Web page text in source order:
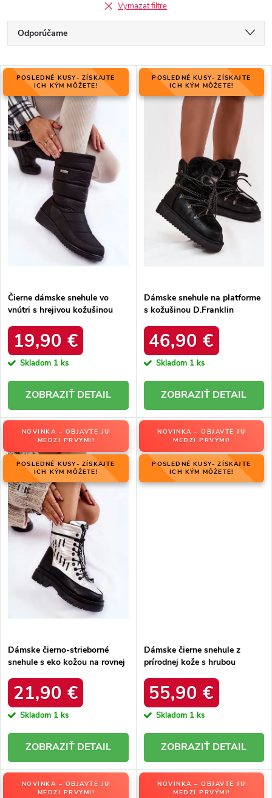
Vymazať filtre
a
d
n
i
e
p
Odporúčame
Najdrahšie
Najpredávanejšie
Abecedne
V
p
i
s
p
POSLEDNÉ KUSY- ZÍSKAJTE
ICH KÝM MÔŽETE!
Čierne dámske snehule vo
vnútri s hrejivou kožušinou
BLACK
19,90 €
Skladom 1 ks
DETAIL
POSLEDNÉ KUSY- ZÍSKAJTE
ICH KÝM MÔŽETE!
Dámske snehule na platforme
s kožušinou D.Franklin
46,90 €
Skladom 1 ks
DETAIL
NOVINKA – OBJAVTE JU
MEDZI PRVÝMI!
POSLEDNÉ KUSY- ZÍSKAJTE
ICH KÝM MÔŽETE!
Dámske čierno-strieborné
snehule s eko kožou na rovnej
34586 SREBRNY
21,90 €
Skladom 1 ks
DETAIL
NOVINKA – OBJAVTE JU
MEDZI PRVÝMI!
POSLEDNÉ KUSY- ZÍSKAJTE
ICH KÝM MÔŽETE!
Dámske čierne snehule z
prírodnej kože s hrubou
produktu OO274A206
55,90 €
Skladom 1 ks
DETAIL
NOVINKA – OBJAVTE JU
MEDZI PRVÝMI!
NOVINKA – OBJAVTE JU
MEDZI PRVÝMI!